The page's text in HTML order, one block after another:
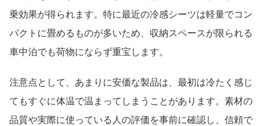
乗効果が得られます。特に最近の冷感シーツは軽量でコン
パクトに畳めるものが多いため、収納スペースが限られる
車中泊でも荷物にならず重宝します。
注意点として、あまりに安価な製品は、最初は冷たく感じ
てもすぐに体温で温まってしまうことがあります。素材の
品質や実際に使っている人の評価を事前に確認し、信頼で